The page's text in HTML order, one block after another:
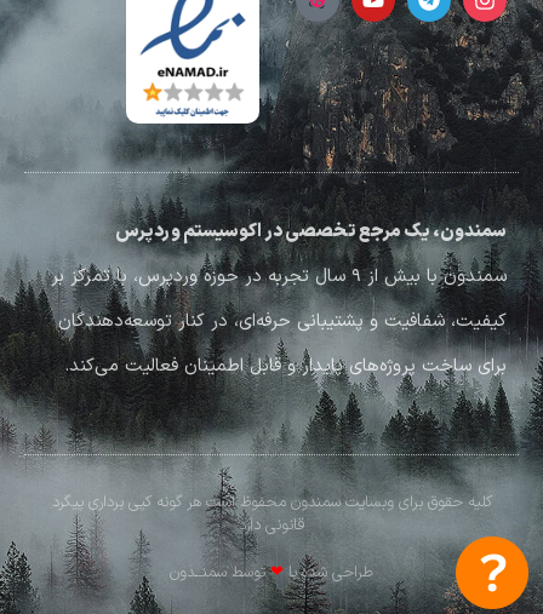
سمندون، یک مرجع تخصصی در اکوسیستم وردپرس
سمندون با بیش از ۹ سال تجربه در حوزه وردپرس، با تمرکز بر
کیفیت، شفافیت و پشتیبانی حرفه‌ای، در کنار توسعه‌دهندگان
برای ساخت پروژه‌های پایدار و قابل اطمینان فعالیت می‌کند.
کلیه حقوق برای وبسایت سمندون محفوظ است هر گونه کپی برداری پیگرد
قانونی دارد
طراحی شده با ❤توسط سمنــدون​​